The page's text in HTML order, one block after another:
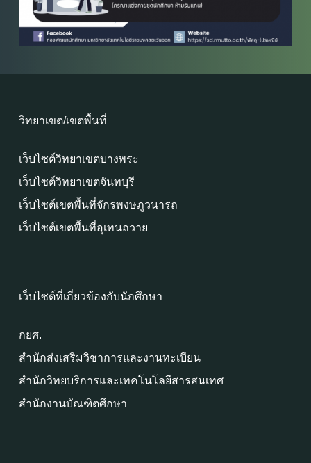
วิทยาเขต/เขตพื้นที่
เว็บไซต์วิทยาเขตบางพระ
เว็บไซต์วิทยาเขตจันทบุรี
เว็บไซต์เขตพื้นที่จักรพงษภูวนารถ
เว็บไซต์เขตพื้นที่อุเทนถวาย
เว็บไซต์ที่เกี่ยวข้องกับนักศึกษา
กยศ.
สำนักส่งเสริมวิชาการและงานทะเบียน
สำนักวิทยบริการและเทคโนโลยีสารสนเทศ
สำนักงานบัณฑิตศึกษา